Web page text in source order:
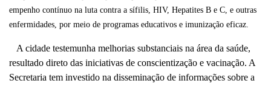
empenho contínuo na luta contra a sífilis, HIV, Hepatites B e C, e outras
enfermidades, por meio de programas educativos e imunização eficaz.
A cidade testemunha melhorias substanciais na área da saúde,
resultado direto das iniciativas de conscientização e vacinação. A
Secretaria tem investido na disseminação de informações sobre a